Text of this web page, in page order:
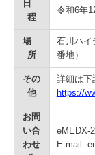
日
程
令和6年
場
所
石川ハイ
番地）
その
他
詳細は下
https://
お問
い合
わせ
eMEDX-
E-mail: